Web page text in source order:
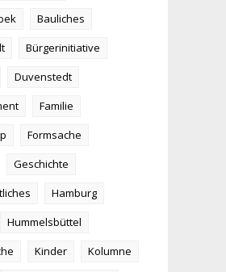
Bauliches
Bürgerinitiative
Duvenstedt
Familie
Formsache
Geschichte
Hamburg
Hummelsbüttel
Kinder
Kolumne